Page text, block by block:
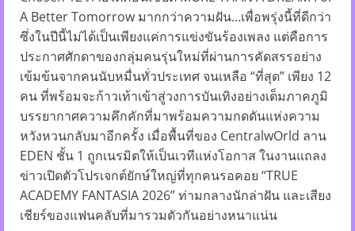
A Better Tomorrow มากกว่าความฝัน…เพื่อพรุ่งนี้ที่ดีกว่า
ซึ่งในปีนี้ไม่ได้เป็นเพียงแค่การแข่งขันร้องเพลง แต่คือการ
ประกาศศักดาของกลุ่มคนรุ่นใหม่ที่ผ่านการคัดสรรอย่าง
เข้มข้นจากคนนับหมื่นทั่วประเทศ จนเหลือ “ที่สุด” เพียง 12
คน ที่พร้อมจะก้าวเท้าเข้าสู่วงการบันเทิงอย่างเต็มภาคภูมิ
บรรยากาศความคึกคักที่มาพร้อมความกดดันแห่งความ
หวังหวนกลับมาอีกครั้ง เมื่อพื้นที่ของ CentralwOrld ลาน
EDEN ชั้น 1 ถูกเนรมิตให้เป็นเวทีแห่งโอกาส ในงานแถลง
ข่าวเปิดตัวโปรเจกต์ยักษ์ใหญ่ที่ทุกคนรอคอย “TRUE
ACADEMY FANTASIA 2026” ท่ามกลางนักล่าฝัน และเสียง
เชียร์ของแฟนคลับที่มารวมตัวกันอย่างหนาแน่น